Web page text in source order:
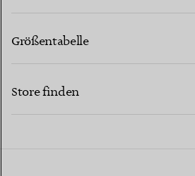
Größentabelle
Store finden